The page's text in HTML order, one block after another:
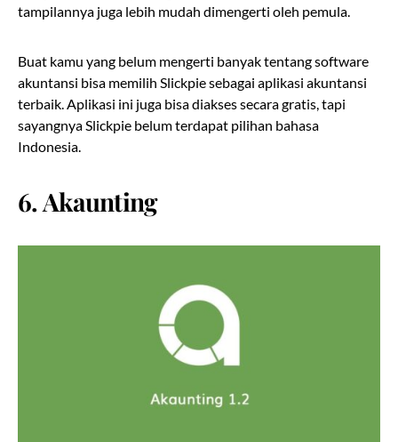
tampilannya juga lebih mudah dimengerti oleh pemula.
Buat kamu yang belum mengerti banyak tentang software
akuntansi bisa memilih Slickpie sebagai aplikasi akuntansi
terbaik. Aplikasi ini juga bisa diakses secara gratis, tapi
sayangnya Slickpie belum terdapat pilihan bahasa
Indonesia.
6. Akaunting